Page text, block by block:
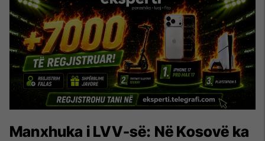
Manxhuka i LVV-së: Në Kosovë ka